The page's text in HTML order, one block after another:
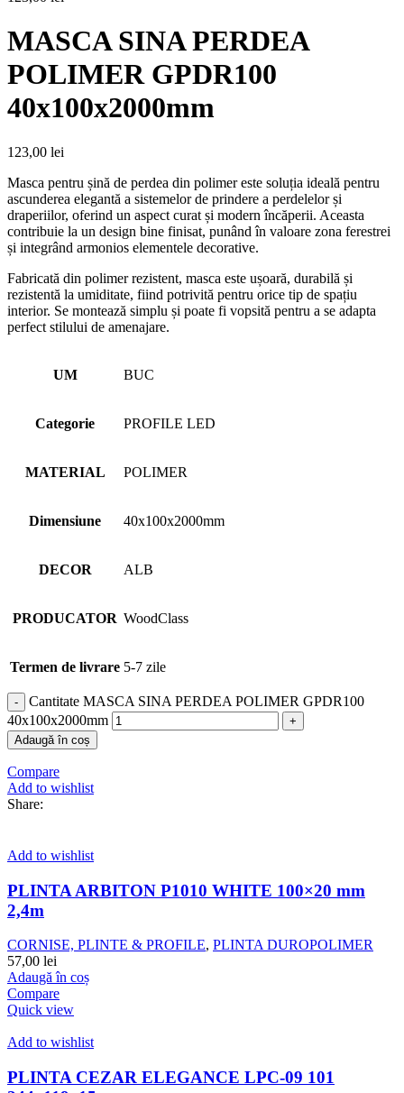
MASCA SINA PERDEA
POLIMER GPDR100
40x100x2000mm
123,00 lei
Masca pentru șină de perdea din polimer este soluția ideală pentru
ascunderea elegantă a sistemelor de prindere a perdelelor și
draperiilor, oferind un aspect curat și modern încăperii. Aceasta
contribuie la un design bine finisat, punând în valoare zona ferestrei
și integrând armonios elementele decorative.
Fabricată din polimer rezistent, masca este ușoară, durabilă și
rezistentă la umiditate, fiind potrivită pentru orice tip de spațiu
interior. Se montează simplu și poate fi vopsită pentru a se adapta
perfect stilului de amenajare.
UM BUC
Categorie PROFILE LED
MATERIAL POLIMER
Dimensiune 40x100x2000mm
DECOR ALB
PRODUCATOR WoodClass
Termen de livrare 5-7 zile
Cantitate MASCA SINA PERDEA POLIMER GPDR100
40x100x2000mm
Adaugă în coș
Compare
Add to wishlist
Share:
Add to wishlist
PLINTA ARBITON P1010 WHITE 100×20 mm
2,4m
CORNISE, PLINTE & PROFILE, PLINTA DUROPOLIMER
57,00 lei
Adaugă în coș
Compare
Quick view
Add to wishlist
PLINTA CEZAR ELEGANCE LPC-09 101